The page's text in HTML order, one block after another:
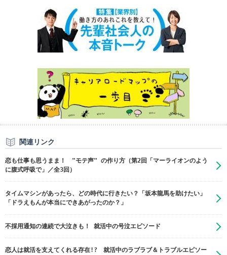
関連リンク
恋も仕事も思うまま！ "モテ声" の作り方（第2回「マーライオンのよう
に腹式呼吸で」／全3回）
タイムマシンがあったら、どの時代に行きたい？「坂本龍馬を助けたい」
「ドラえもんが本当にできあがったのか？」
不採用通知の連続で大泣きも！ 就活中の号泣エピソード
恋人は就活を支えてくれる存在!? 就活中のラブラブ＆トラブルエピソー